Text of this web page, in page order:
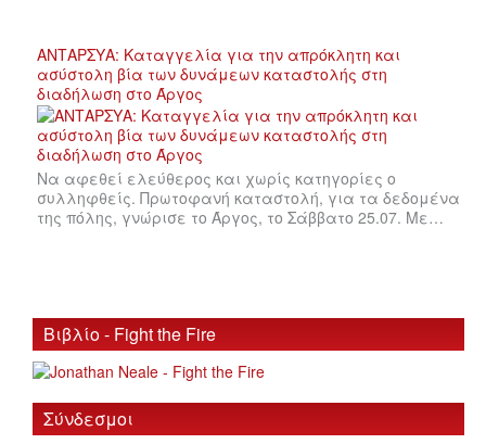
ΑΝΤΑΡΣΥΑ: Καταγγελία για την απρόκλητη και
ασύστολη βία των δυνάμεων καταστολής στη
διαδήλωση στο Άργος
Να αφεθεί ελεύθερος και χωρίς κατηγορίες ο
συλληφθείς. Πρωτοφανή καταστολή, για τα δεδομένα
της πόλης, γνώρισε το Άργος, το Σάββατο 25.07. Με…
Βιβλίο - Fight the Fire
Σύνδεσμοι